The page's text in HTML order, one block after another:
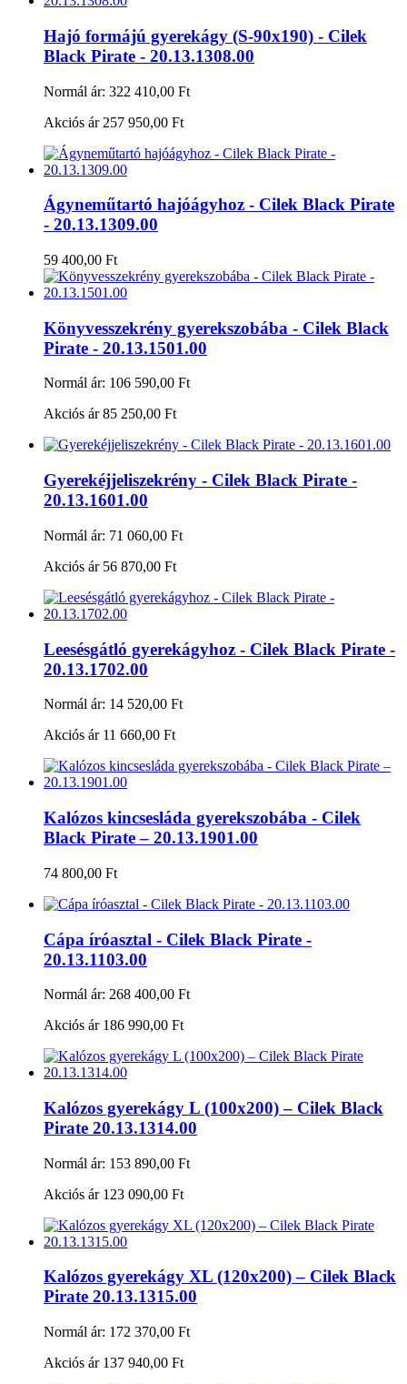
Hajó formájú gyerekágy (S-90x190) - Cilek
Black Pirate - 20.13.1308.00
Normál ár: 322 410,00 Ft
Akciós ár 257 950,00 Ft
Ágyneműtartó hajóágyhoz - Cilek Black Pirate
- 20.13.1309.00
59 400,00 Ft
Könyvesszekrény gyerekszobába - Cilek Black
Pirate - 20.13.1501.00
Normál ár: 106 590,00 Ft
Akciós ár 85 250,00 Ft
Gyerekéjjeliszekrény - Cilek Black Pirate -
20.13.1601.00
Normál ár: 71 060,00 Ft
Akciós ár 56 870,00 Ft
Leesésgátló gyerekágyhoz - Cilek Black Pirate -
20.13.1702.00
Normál ár: 14 520,00 Ft
Akciós ár 11 660,00 Ft
Kalózos kincsesláda gyerekszobába - Cilek
Black Pirate – 20.13.1901.00
74 800,00 Ft
Cápa íróasztal - Cilek Black Pirate -
20.13.1103.00
Normál ár: 268 400,00 Ft
Akciós ár 186 990,00 Ft
Kalózos gyerekágy L (100x200) – Cilek Black
Pirate 20.13.1314.00
Normál ár: 153 890,00 Ft
Akciós ár 123 090,00 Ft
Kalózos gyerekágy XL (120x200) – Cilek Black
Pirate 20.13.1315.00
Normál ár: 172 370,00 Ft
Akciós ár 137 940,00 Ft